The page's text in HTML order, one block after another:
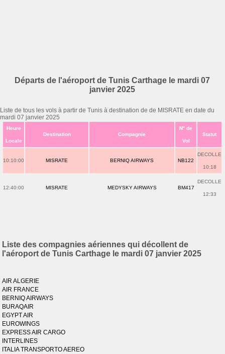
Départs de l'aéroport de Tunis Carthage le mardi 07
janvier 2025
Liste de tous les vols à partir de Tunis à destination de de MISRATE en date du
mardi 07 janvier 2025
Heure
Locale
Destination Compagnie
N° de
Vol
Statut
10:10:00 MISRATE BERNIQ AIRWAYS NB122
DECOLLE
10:18
12:40:00 MISRATE MEDYSKY AIRWAYS BM417
DECOLLE
12:33
Liste des compagnies aériennes qui décollent de
l'aéroport de Tunis Carthage le mardi 07 janvier 2025
AIR ALGERIE
AIR FRANCE
BERNIQ AIRWAYS
BURAQAIR
EGYPT AIR
EUROWINGS
EXPRESS AIR CARGO
INTERLINES
ITALIA TRANSPORTO AEREO